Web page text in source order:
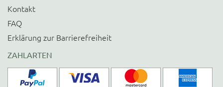
Kontakt
FAQ
Erklärung zur Barrierefreiheit
ZAHLARTEN